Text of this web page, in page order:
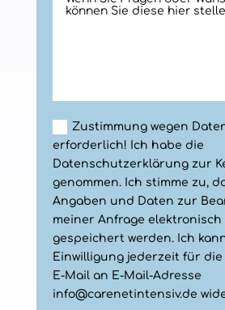
Zustimmung wegen
erforderlich! Ich habe die
Datenschutzerklärung zur
genommen. Ich stimme zu,
Angaben und Daten zur
meiner Anfrage
gespeichert werden. Ich
Einwilligung jederzeit für
E-Mail an E-Mail-Adresse
info@carenetintensiv.de